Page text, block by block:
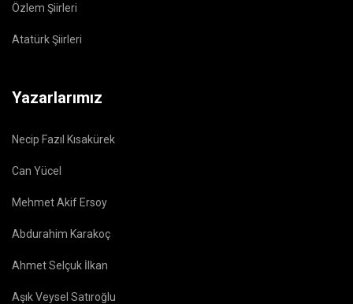
Özlem Şiirleri
Atatürk Şiirleri
Yazarlarımız
Necip Fazıl Kısakürek
Can Yücel
Mehmet Akif Ersoy
Abdurahim Karakoç
Ahmet Selçuk İlkan
Aşık Veysel Satıroğlu